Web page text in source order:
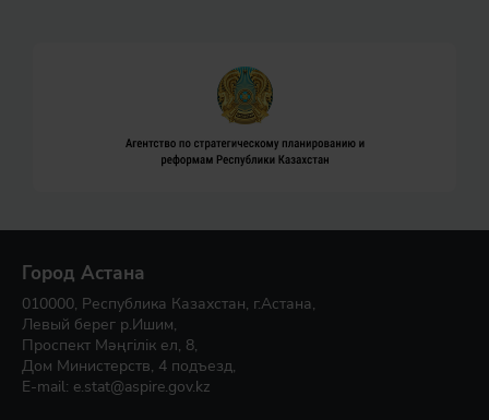
Город Астана
010000, Республика Казахстан, г.Астана,
Левый берег р.Ишим,
Проспект Мәңгілік ел, 8,
Дом Министерств, 4 подъезд,
E-mail: e.stat@aspire.gov.kz